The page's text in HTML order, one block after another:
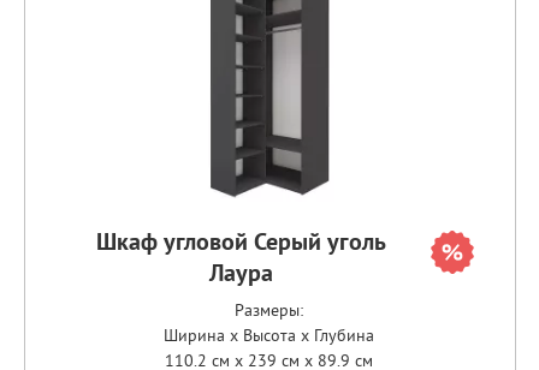
Шкаф угловой Серый уголь
Лаура
Размеры:
Ширина x Высота x Глубина
110.2 см x 239 см x 89.9 см